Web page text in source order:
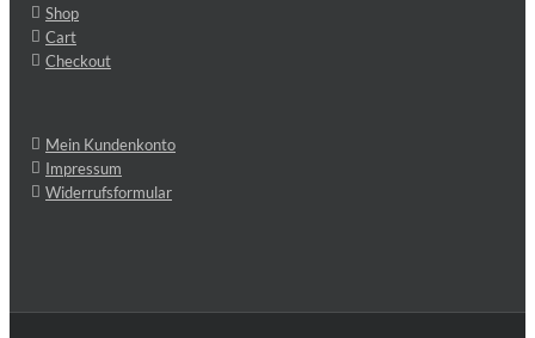
Shop
Cart
Checkout
Mein Kundenkonto
Impressum
Widerrufsformular